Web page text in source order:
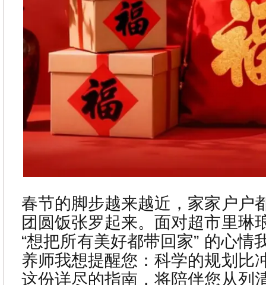
春节的脚步越来越近，家家户户
团圆饭张罗起来。面对超市里琳
“想把所有美好都带回家” 的心情
养师我想提醒您：科学的规划比
这份详尽的指南，将陪伴您从列